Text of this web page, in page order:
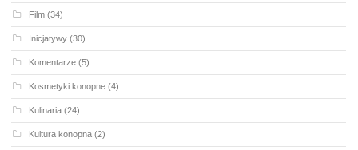
Film (34)
Inicjatywy (30)
Komentarze (5)
Kosmetyki konopne (4)
Kulinaria (24)
Kultura konopna (2)